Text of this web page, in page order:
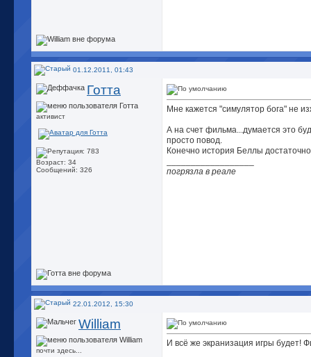
01.12.2011, 01:43
Готта
активист
Возраст: 34
Сообщений: 326
Мне кажется "симулятор бога" не
А на счет фильма...думается это
просто повод.
Конечно история Беллы
погрязла в реале
22.01.2012, 15:30
William
почти здесь...
И всё же экранизация игры будет!